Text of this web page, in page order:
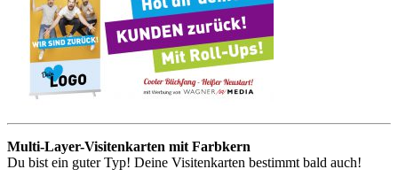
Multi-Layer-Visitenkarten mit Farbkern
Du bist ein guter Typ! Deine Visitenkarten bestimmt bald auch!